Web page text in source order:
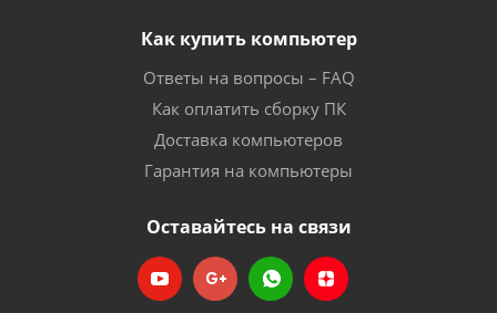
Как купить компьютер
Ответы на вопросы – FAQ
Как оплатить сборку ПК
Доставка компьютеров
Гарантия на компьютеры
Оставайтесь на связи